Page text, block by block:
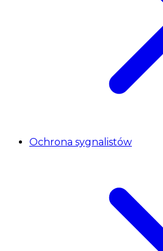
Ochrona sygnalistów